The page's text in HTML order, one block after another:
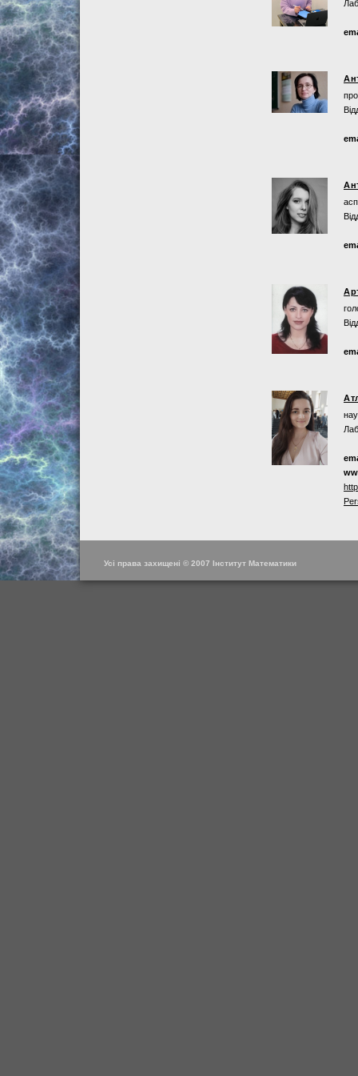
Усі права захищені © 2007 Інститут Математики